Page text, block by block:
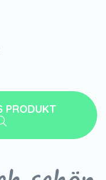
PRODUKT